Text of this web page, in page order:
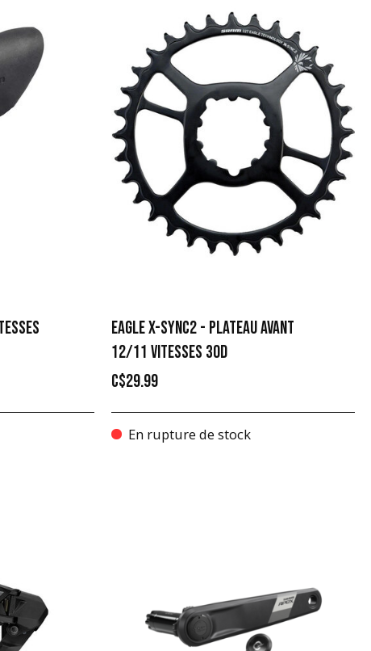
EAGLE X-SYNC2 - PLATEAU AVANT
12/11 VITESSES 30D
C$29.99
En rupture de stock